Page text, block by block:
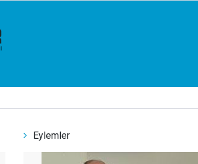
Eylemler